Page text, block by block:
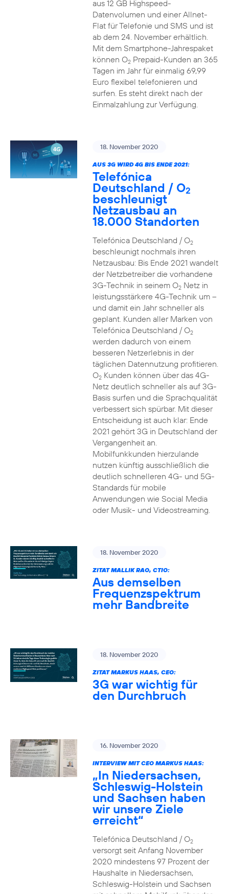
aus 12 GB Highspeed-
Datenvolumen und einer Allnet-
Flat für Telefonie und SMS und ist
ab dem 24. November erhältlich.
Mit dem Smartphone-Jahrespaket
können O2Prepaid-Kunden an 365
Tagen im Jahr für einmalig 69,99
Euro flexibel telefonieren und
surfen. Es steht direkt nach der
Einmalzahlung zur Verfügung.
18. November 2020
AUS 3G WIRD 4G BIS ENDE 2021:
Telefónica
Deutschland / O2
beschleunigt
Netzausbau an
18.000 Standorten
Telefónica Deutschland / O2
beschleunigt nochmals ihren
Netzausbau: Bis Ende 2021 wandelt
der Netzbetreiber die vorhandene
3G-Technik in seinem O2Netz in
leistungsstärkere 4G-Technik um –
und damit ein Jahr schneller als
geplant. Kunden aller Marken von
Telefónica Deutschland / O2
werden dadurch von einem
besseren Netzerlebnis in der
täglichen Datennutzung profitieren.
O2Kunden können über das 4G-
Netz deutlich schneller als auf 3G-
Basis surfen und die Sprachqualität
verbessert sich spürbar. Mit dieser
Entscheidung ist auch klar: Ende
2021 gehört 3G in Deutschland der
Vergangenheit an.
Mobilfunkkunden hierzulande
nutzen künftig ausschließlich die
deutlich schnelleren 4G- und 5G-
Standards für mobile
Anwendungen wie Social Media
oder Musik- und Videostreaming.
18. November 2020
ZITAT MALLIK RAO, CTIO:
Aus demselben
Frequenzspektrum
mehr Bandbreite
18. November 2020
ZITAT MARKUS HAAS, CEO:
3G war wichtig für
den Durchbruch
16. November 2020
INTERVIEW MIT CEO MARKUS HAAS:
„In Niedersachsen,
Schleswig-Holstein
und Sachsen haben
wir unsere Ziele
erreicht“
Telefónica Deutschland / O2
versorgt seit Anfang November
2020 mindestens 97 Prozent der
Haushalte in Niedersachsen,
Schleswig-Holstein und Sachsen